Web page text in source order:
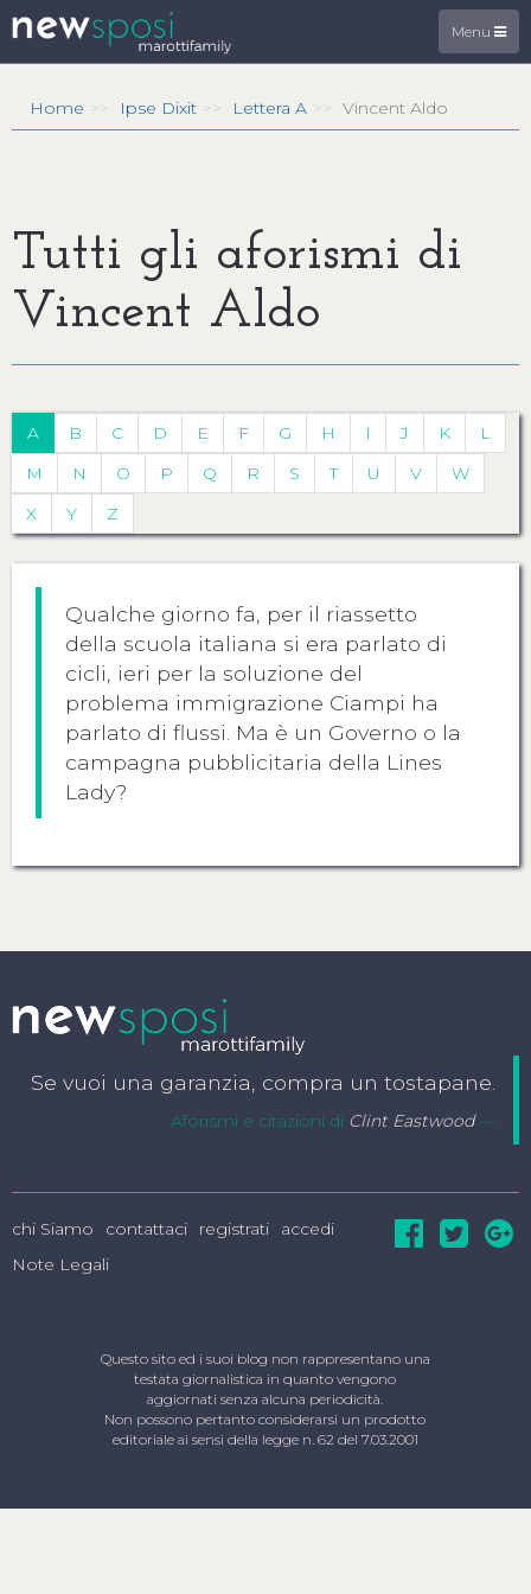
Menu
Home Ipse Dixit Lettera A Vincent Aldo
Tutti gli aforismi di
Vincent Aldo
A B C D E F G H I J K
L
M
N O P Q R S T U V
W
X
Y Z
Qualche giorno fa, per il riassetto
della scuola italiana si era parlato di
cicli, ieri per la soluzione del
problema immigrazione Ciampi ha
parlato di flussi. Ma è un Governo o la
campagna pubblicitaria della Lines
Lady?
Se vuoi una garanzia, compra un tostapane.
Aforismi e citazioni di Clint Eastwood
chi Siamo contattaci registrati
accedi
Note Legali
Questo sito ed i suoi blog non rappresentano una
testata giornalistica in quanto vengono
aggiornati senza alcuna periodicità.
Non possono pertanto considerarsi un prodotto
editoriale ai sensi della legge n. 62 del 7.03.2001